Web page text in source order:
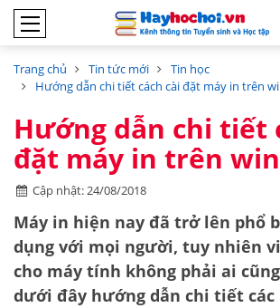
Trang chủ Tin tức mới
Tin học
Hướng dẫn chi tiết cách cài đặt máy in trên
Hướng dẫn chi tiết
đặt máy in trên
Cập nhật: 24/08/2018
Máy in hiện nay đã trở lên phổ
dụng với mọi người, tuy nhiên
cho máy tính không phải ai
dưới đây hướng dẫn chi tiết các